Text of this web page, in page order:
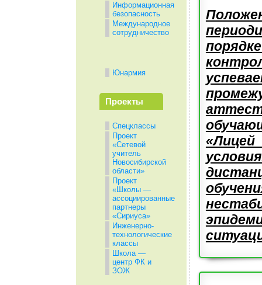
Информационная
безопасность
Международное
сотрудничество
Юнармия
Проекты
Спецклассы
Проект
«Сетевой
учитель
Новосибирской
области»
Проект
«Школы —
ассоциированные
партнеры
«Сириуса»
Инженерно-
технологические
классы
Школа —
центр ФК и
ЗОЖ